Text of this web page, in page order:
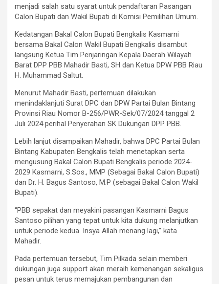
menjadi salah satu syarat untuk pendaftaran Pasangan
Calon Bupati dan Wakil Bupati di Komisi Pemilihan Umum.
Kedatangan Bakal Calon Bupati Bengkalis Kasmarni
bersama Bakal Calon Wakil Bupati Bengkalis disambut
langsung Ketua Tim Penjaringan Kepala Daerah Wilayah
Barat DPP PBB Mahadir Basti, SH dan Ketua DPW PBB Riau
H. Muhammad Saltut.
Menurut Mahadir Basti, pertemuan dilakukan
menindaklanjuti Surat DPC dan DPW Partai Bulan Bintang
Provinsi Riau Nomor B-256/PWR-Sek/07/2024 tanggal 2
Juli 2024 perihal Penyerahan SK Dukungan DPP PBB.
Lebih lanjut disampaikan Mahadir, bahwa DPC Partai Bulan
Bintang Kabupaten Bengkalis telah menetapkan serta
mengusung Bakal Calon Bupati Bengkalis periode 2024-
2029 Kasmarni, S.Sos., MMP (Sebagai Bakal Calon Bupati)
dan Dr. H. Bagus Santoso, M.P (sebagai Bakal Calon Wakil
Bupati).
“PBB sepakat dan meyakini pasangan Kasmarni Bagus
Santoso pilihan yang tepat untuk kita dukung melanjutkan
untuk periode kedua. Insya Allah menang lagi,” kata
Mahadir.
Pada pertemuan tersebut, Tim Pilkada selain memberi
dukungan juga support akan meraih kemenangan sekaligus
pesan untuk terus memajukan pembangunan dan